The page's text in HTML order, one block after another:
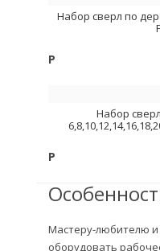
Набор сверл по
Р
Набор
Р
Мастеру-любителю
оборудовать